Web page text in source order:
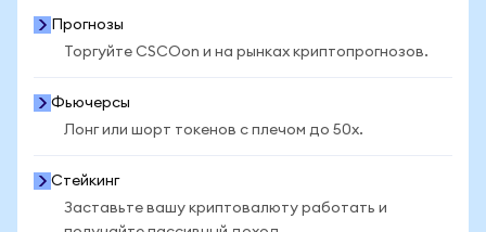
Прогнозы
Торгуйте CSCOon и на рынках криптопрогнозов.
Фьючерсы
Лонг или шорт токенов с плечом до 50x.
Стейкинг
Заставьте вашу криптовалюту работать и